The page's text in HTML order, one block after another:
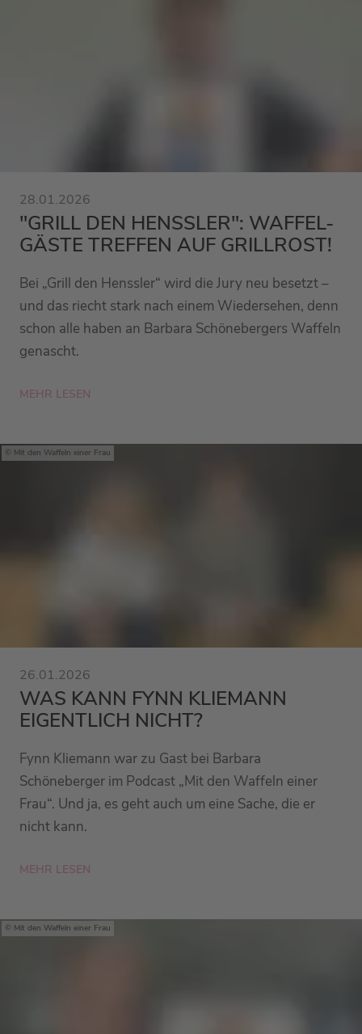
28.01.2026
"GRILL DEN HENSSLER": WAFFEL-
GÄSTE TREFFEN AUF GRILLROST!
Bei „Grill den Henssler“ wird die Jury neu besetzt –
und das riecht stark nach einem Wiedersehen, denn
schon alle haben an Barbara Schönebergers Waffeln
genascht.
MEHR LESEN
Mit den Waffeln einer Frau
26.01.2026
WAS KANN FYNN KLIEMANN
EIGENTLICH NICHT?
Fynn Kliemann war zu Gast bei Barbara
Schöneberger im Podcast „Mit den Waffeln einer
Frau“. Und ja, es geht auch um eine Sache, die er
nicht kann.
MEHR LESEN
Mit den Waffeln einer Frau